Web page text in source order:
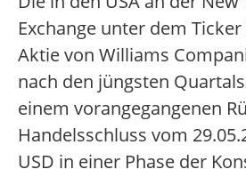
Exchange unter dem
Aktie von Williams
nach den jüngsten
einem vorangegangenen
Handelsschluss vom
USD in einer Phase der